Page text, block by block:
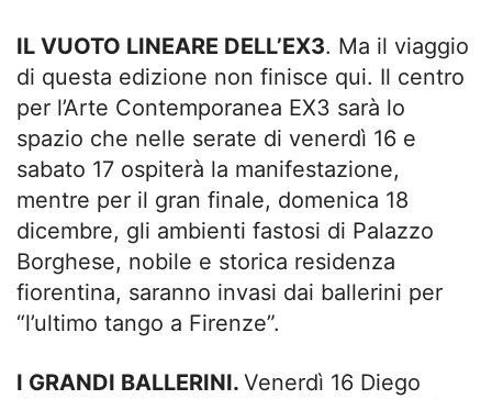
IL VUOTO LINEARE DELL’EX3. Ma il viaggio
di questa edizione non finisce qui. Il centro
per l’Arte Contemporanea EX3 sarà lo
spazio che nelle serate di venerdì 16 e
sabato 17 ospiterà la manifestazione,
mentre per il gran finale, domenica 18
dicembre, gli ambienti fastosi di Palazzo
Borghese, nobile e storica residenza
fiorentina, saranno invasi dai ballerini per
“l’ultimo tango a Firenze”.
I GRANDI BALLERINI. Venerdì 16 Diego